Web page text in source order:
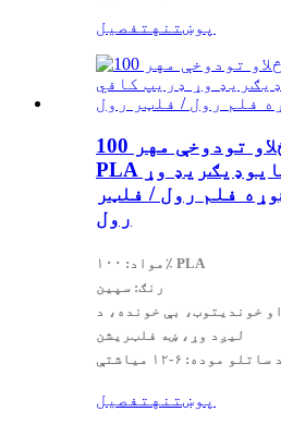
پوښتنه تفصیل
د عمده خرڅلاو تودوخې مهر 100٪
PLA جوار فایبر بایوډیګریډ وړ
فلم رول / فلټر
رول
مواد: ۱۰۰٪ PLA
رنګ: سپین
خوندیتوب، بې خونده، د
لیږد وړ، ښه فلټریشن
د ساتلو موده: ۶-۱۲ میاشتې
پوښتنه تفصیل